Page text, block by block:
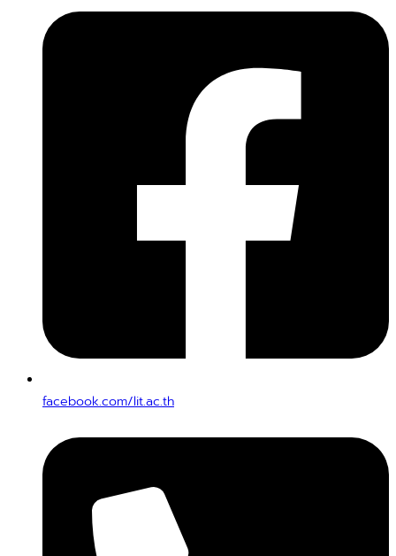
facebook.com/lit.ac.th